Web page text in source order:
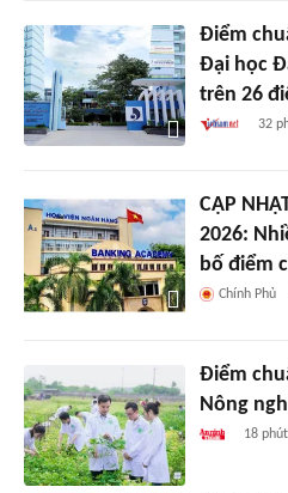
Điểm
Đại học
trên 26
32
CẬP
2026:
bố điểm
Chính Phủ
Điểm
Nông
18 phút